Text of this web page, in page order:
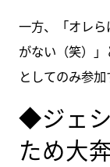
一方、「オレ
がない（笑）
としてのみ参加
◆ジェ
ため大